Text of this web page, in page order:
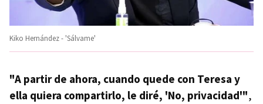
Kiko Hernández - 'Sálvame'
"A partir de ahora, cuando quede con Teresa y
ella quiera compartirlo, le diré, 'No, privacidad'",